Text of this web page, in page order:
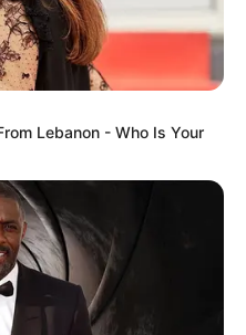
Lebanon - Who Is Your